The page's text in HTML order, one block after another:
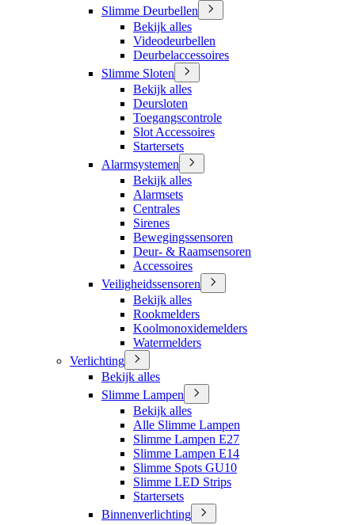
Slimme Deurbellen
Bekijk alles
Videodeurbellen
Deurbelaccessoires
Slimme Sloten
Bekijk alles
Deursloten
Toegangscontrole
Slot Accessoires
Startersets
Alarmsystemen
Bekijk alles
Alarmsets
Centrales
Sirenes
Bewegingssensoren
Deur- & Raamsensoren
Accessoires
Veiligheidssensoren
Bekijk alles
Rookmelders
Koolmonoxidemelders
Watermelders
Verlichting
Bekijk alles
Slimme Lampen
Bekijk alles
Alle Slimme Lampen
Slimme Lampen E27
Slimme Lampen E14
Slimme Spots GU10
Slimme LED Strips
Startersets
Binnenverlichting